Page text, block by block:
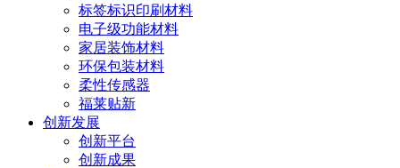
标签标识印刷材料
电子级功能材料
家居装饰材料
环保包装材料
柔性传感器
福莱贴新
创新发展
创新平台
创新成果